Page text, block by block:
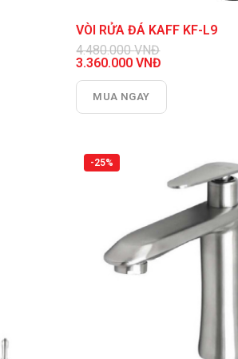
VÒI RỬA ĐÁ KAFF KF-L9
4.480.000VNĐ
Giá
là:
4.480.000 VNĐ.
3.360.000VNĐ
hiện
là:
MUA NGAY
-25%